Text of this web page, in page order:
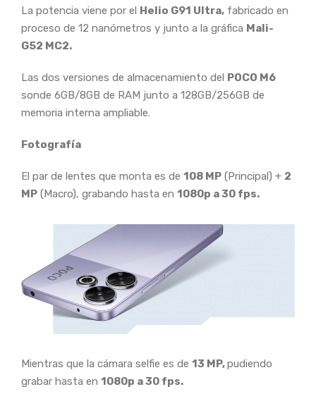
La potencia viene por el Helio G91 Ultra, fabricado en
proceso de 12 nanómetros y junto a la gráfica Mali-
G52 MC2.
Las dos versiones de almacenamiento del POCO M6
sonde 6GB/8GB de RAM junto a 128GB/256GB de
memoria interna ampliable.
Fotografía
El par de lentes que monta es de 108 MP (Principal) + 2
MP (Macro), grabando hasta en 1080p a 30 fps.
Mientras que la cámara selfie es de 13 MP,pudiendo
grabar hasta en 1080p a 30 fps.